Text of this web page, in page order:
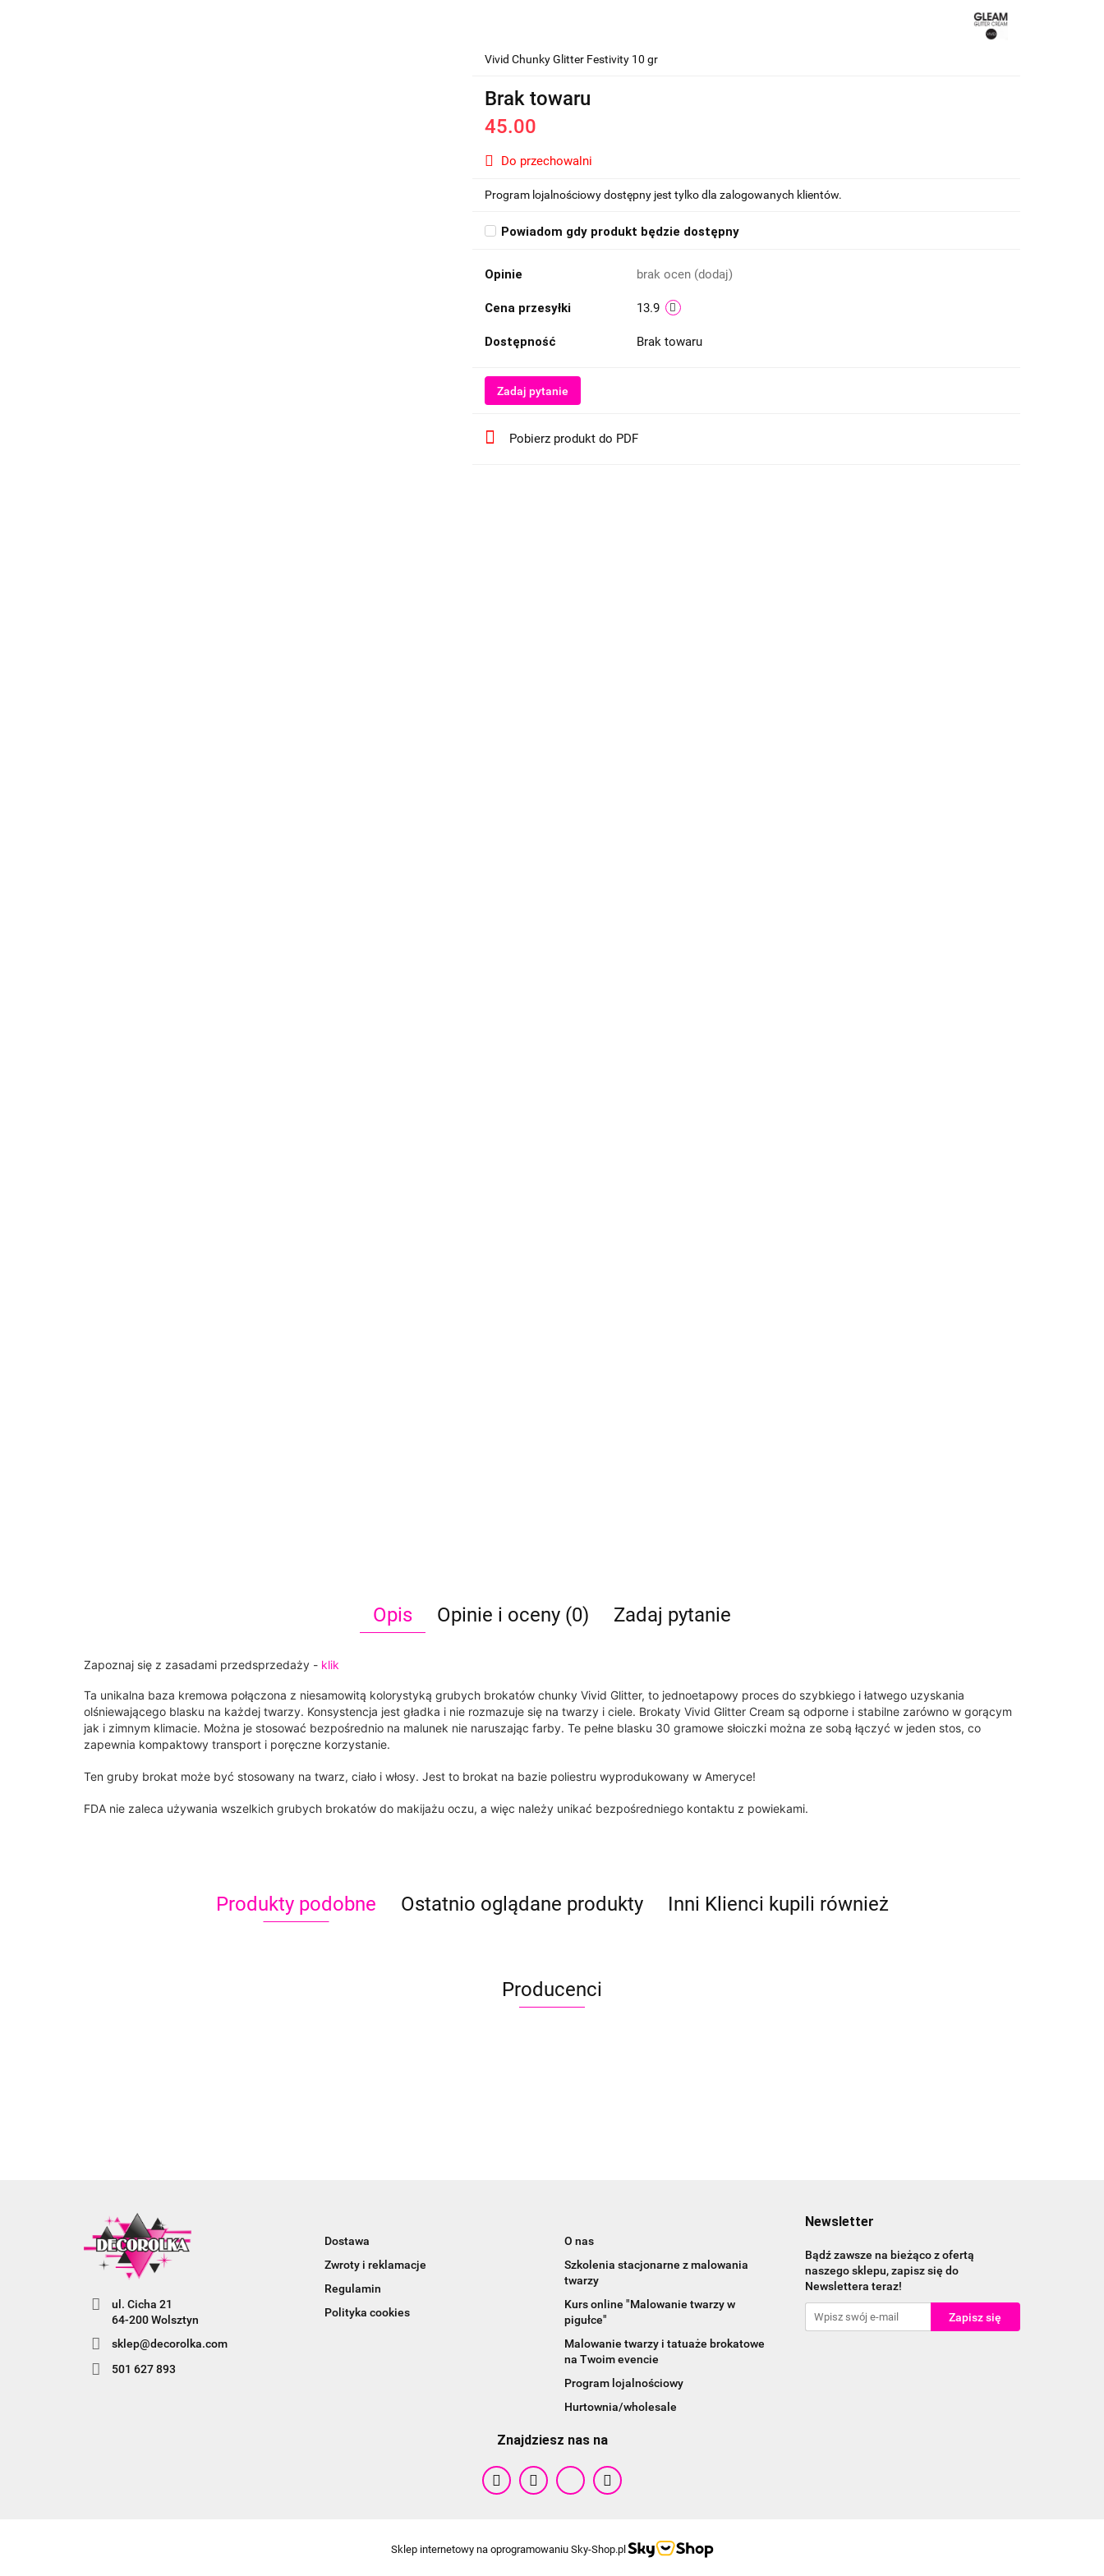
Vivid Chunky Glitter Festivity 10 gr
Brak towaru
45.00
Do przechowalni
Program lojalnościowy dostępny jest tylko dla zalogowanych klientów.
Powiadom gdy produkt będzie dostępny
Opinie brak ocen (dodaj)
Cena przesyłki 13.9
Dostępność Brak towaru
Zadaj pytanie
Pobierz produkt do PDF
Opis Opinie i oceny (0) Zadaj pytanie
Zapoznaj się z zasadami przedsprzedaży - klik
Ta unikalna baza kremowa połączona z niesamowitą kolorystyką grubych brokatów chunky Vivid Glitter, to jednoetapowy proces do szybkiego i łatwego uzyskania
olśniewającego blasku na każdej twarzy. Konsystencja jest gładka i nie rozmazuje się na twarzy i ciele. Brokaty Vivid Glitter Cream są odporne i stabilne zarówno w gorącym
jak i zimnym klimacie. Można je stosować bezpośrednio na malunek nie naruszając farby. Te pełne blasku 30 gramowe słoiczki można ze sobą łączyć w jeden stos, co
zapewnia kompaktowy transport i poręczne korzystanie.
Ten gruby brokat może być stosowany na twarz, ciało i włosy. Jest to brokat na bazie poliestru wyprodukowany w Ameryce!
FDA nie zaleca używania wszelkich grubych brokatów do makijażu oczu, a więc należy unikać bezpośredniego kontaktu z powiekami.
Produkty podobne Ostatnio oglądane produkty Inni Klienci kupili również
Producenci
Cameleon
ul. Cicha 21
64-200 Wolsztyn
sklep@decorolka.com
501 627 893
Dostawa
Zwroty i reklamacje
Regulamin
Polityka cookies
O nas
Szkolenia stacjonarne z malowania
twarzy
Kurs online "Malowanie twarzy w
pigułce"
Malowanie twarzy i tatuaże brokatowe
na Twoim evencie
Program lojalnościowy
Hurtownia/wholesale
Newsletter
Bądź zawsze na bieżąco z ofertą
naszego sklepu, zapisz się do
Newslettera teraz!
Znajdziesz nas na
Sklep internetowy na oprogramowaniu Sky-Shop.pl